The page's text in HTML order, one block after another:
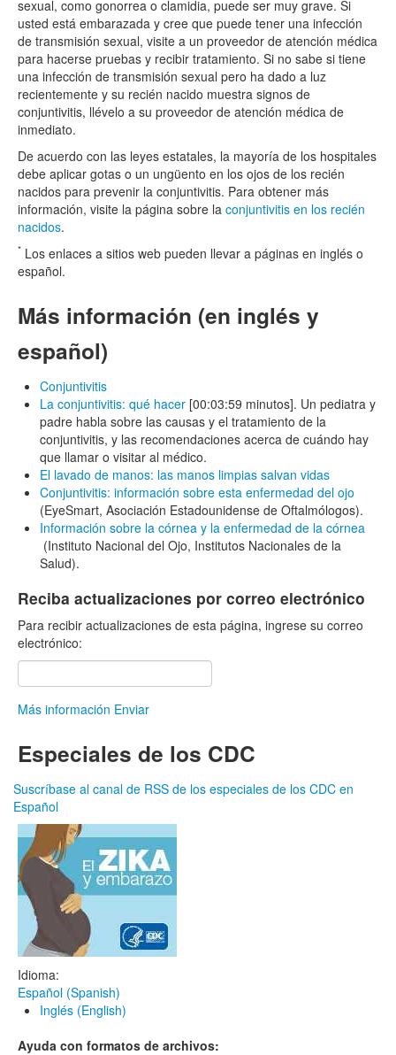
sexual, como gonorrea o clamidia, puede ser muy grave. Si
usted está embarazada y cree que puede tener una infección
de transmisión sexual, visite a un proveedor de atención médica
para hacerse pruebas y recibir tratamiento. Si no sabe si tiene
una infección de transmisión sexual pero ha dado a luz
recientemente y su recién nacido muestra signos de
conjuntivitis, llévelo a su proveedor de atención médica de
inmediato.
De acuerdo con las leyes estatales, la mayoría de los hospitales
debe aplicar gotas o un ungüento en los ojos de los recién
nacidos para prevenir la conjuntivitis. Para obtener más
información, visite la página sobre la conjuntivitis en los recién
nacidos.
* Los enlaces a sitios web pueden llevar a páginas en inglés o
español.
Más información (en inglés y
español)
Conjuntivitis
La conjuntivitis: qué hacer [00:03:59 minutos]. Un pediatra y
padre habla sobre las causas y el tratamiento de la
conjuntivitis, y las recomendaciones acerca de cuándo hay
que llamar o visitar al médico.
El lavado de manos: las manos limpias salvan vidas
Conjuntivitis: información sobre esta enfermedad del ojo
(EyeSmart, Asociación Estadounidense de Oftalmólogos).
Información sobre la córnea y la enfermedad de la córnea
(Instituto Nacional del Ojo, Institutos Nacionales de la
Salud).
Reciba actualizaciones por correo electrónico
Para recibir actualizaciones de esta página, ingrese su correo
electrónico:
Más información Enviar
Especiales de los CDC
Suscríbase al canal de RSS de los especiales de los CDC en
Español
Idioma:
Español (Spanish)
Inglés (English)
Ayuda con formatos de archivos: